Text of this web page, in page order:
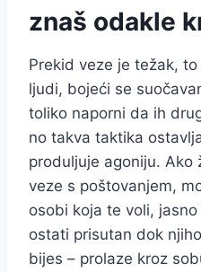
znaš odakle
Prekid veze je težak,
ljudi, bojeći se
toliko naporni da ih
no takva taktika
produljuje agoniju. Ako
veze s poštovanjem,
osobi koja te voli,
ostati prisutan dok
bijes – prolaze kroz